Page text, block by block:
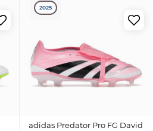
2025
adidas Predator Pro FG David